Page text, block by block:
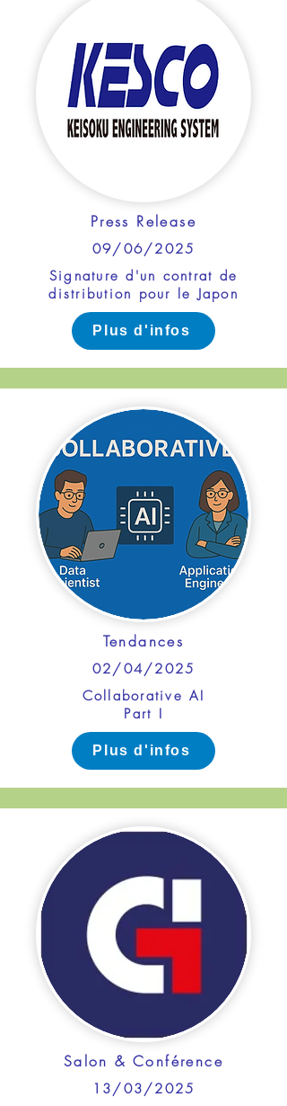
Press Release
09/06/2025
Signature d'un contrat de
distribution pour le Japon
Plus d'infos
Tendances
02/04/2025
Collaborative AI
Part I
Plus d'infos
Salon & Conférence
13/03/2025